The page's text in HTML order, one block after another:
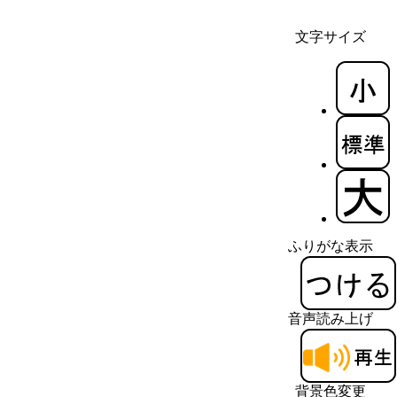
文字サイズ
ふりがな表示
音声読み上げ
背景色変更